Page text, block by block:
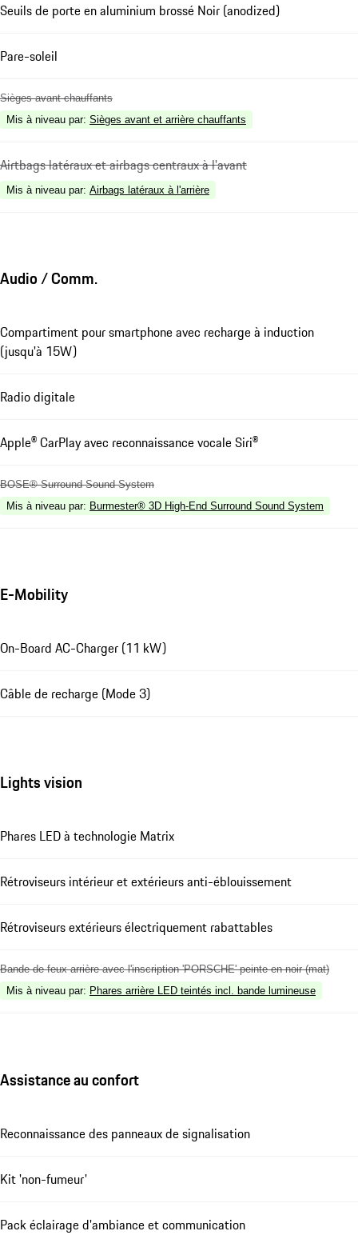
Seuils de porte en aluminium brossé Noir (anodized)
Pare-soleil
Sièges avant chauffants
Mis à niveau par: Sièges avant et arrière chauffants
Airtbags latéraux et airbags centraux à l'avant
Mis à niveau par: Airbags latéraux à l'arrière
Audio / Comm.
Compartiment pour smartphone avec recharge à induction
(jusqu'à 15W)
Radio digitale
Apple® CarPlay avec reconnaissance vocale Siri®
BOSE® Surround Sound System
Mis à niveau par: Burmester® 3D High-End Surround Sound System
E-Mobility
On-Board AC-Charger (11 kW)
Câble de recharge (Mode 3)
Lights vision
Phares LED à technologie Matrix
Rétroviseurs intérieur et extérieurs anti-éblouissement
Rétroviseurs extérieurs électriquement rabattables
Bande de feux arrière avec l'inscription 'PORSCHE' peinte en noir (mat)
Mis à niveau par: Phares arrière LED teintés incl. bande lumineuse
Assistance au confort
Reconnaissance des panneaux de signalisation
Kit 'non-fumeur'
Pack éclairage d'ambiance et communication